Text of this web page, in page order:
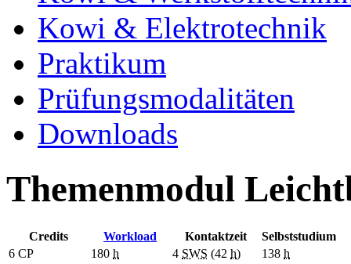
Kowi & Elektrotechnik
Praktikum
Prüfungsmodalitäten
Downloads
Themenmodul
Credits Workload Kontaktzeit
Selbststudium
6 CP 180 h 4 SWS (42 h) 138 h